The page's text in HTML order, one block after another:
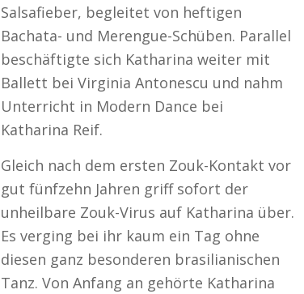
Salsafieber, begleitet von heftigen
Bachata- und Merengue-Schüben. Parallel
beschäftigte sich Katharina weiter mit
Ballett bei Virginia Antonescu und nahm
Unterricht in Modern Dance bei
Katharina Reif.
Gleich nach dem ersten Zouk-Kontakt vor
gut fünfzehn Jahren griff sofort der
unheilbare Zouk-Virus auf Katharina über.
Es verging bei ihr kaum ein Tag ohne
diesen ganz besonderen brasilianischen
Tanz. Von Anfang an gehörte Katharina